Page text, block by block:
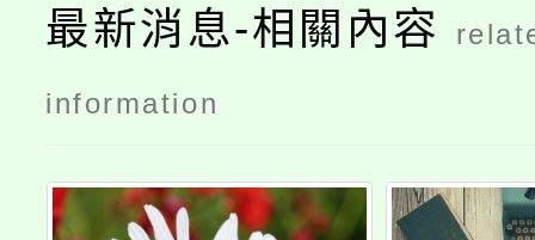
最新消息-相關內容
information